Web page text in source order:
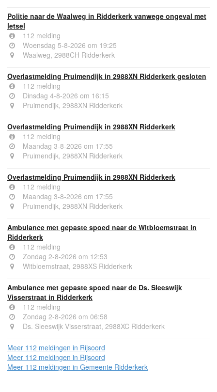
Politie naar de Waalweg in Ridderkerk vanwege ongeval met
letsel
112 melding
Woensdag 5-8-2026 om 19:25
Waalweg, 2988CH Ridderkerk
Overlastmelding Pruimendijk in 2988XN Ridderkerk gesloten
112 melding
Dinsdag 4-8-2026 om 16:15
Pruimendijk, 2988XN Ridderkerk
Overlastmelding Pruimendijk in 2988XN Ridderkerk
112 melding
Maandag 3-8-2026 om 17:55
Pruimendijk, 2988XN Ridderkerk
Overlastmelding Pruimendijk in 2988XN Ridderkerk
112 melding
Maandag 3-8-2026 om 17:55
Pruimendijk, 2988XN Ridderkerk
Ambulance met gepaste spoed naar de Witbloemstraat in
Ridderkerk
112 melding
Zondag 2-8-2026 om 12:53
Witbloemstraat, 2988XS Ridderkerk
Ambulance met gepaste spoed naar de Ds. Sleeswijk
Visserstraat in Ridderkerk
112 melding
Zondag 2-8-2026 om 06:58
Ds. Sleeswijk Visserstraat, 2988XC Ridderkerk
Meer 112 meldingen in Rijsoord
Meer 112 meldingen in Rijsoord
Meer 112 meldingen in Gemeente Ridderkerk